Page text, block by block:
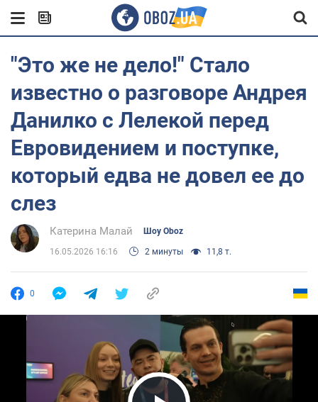
"Это же не дело!" Стало
известно о разговоре Андрея
Данилко с Лелекой перед
Евровидением и поступке,
который едва не довел ее до
слез
Катерина Малай Шоу Oboz
16.05.2026 16:16 2 минуты 11,8 т.
0